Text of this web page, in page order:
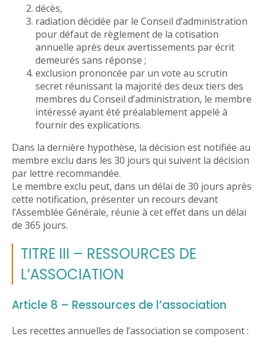
décès,
radiation décidée par le Conseil d’administration
pour défaut de règlement de la cotisation
annuelle après deux avertissements par écrit
demeurés sans réponse ;
exclusion prononcée par un vote au scrutin
secret réunissant la majorité des deux tiers des
membres du Conseil d’administration, le membre
intéressé ayant été préalablement appelé à
fournir des explications.
Dans la dernière hypothèse, la décision est notifiée au
membre exclu dans les 30 jours qui suivent la décision
par lettre recommandée.
Le membre exclu peut, dans un délai de 30 jours après
cette notification, présenter un recours devant
l’Assemblée Générale, réunie à cet effet dans un délai
de 365 jours.
TITRE III – RESSOURCES DE
L’ASSOCIATION
Article 8 – Ressources de l’association
Les recettes annuelles de l’association se composent :